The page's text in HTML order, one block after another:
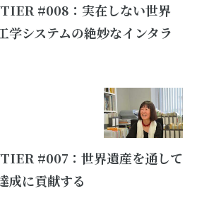
#008：実在しない世界
システムの絶妙なインタラ
#007：世界遺産を通して
成に貢献する